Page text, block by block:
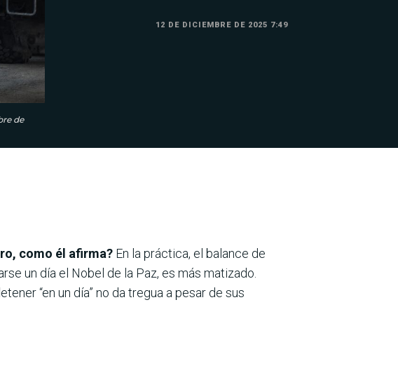
de
12 DE DICIEMBRE DE 2025 7:49
como él afirma? En la práctica, el balance de
un día el Nobel de la Paz, es más matizado.
“en un día” no da tregua a pesar de sus